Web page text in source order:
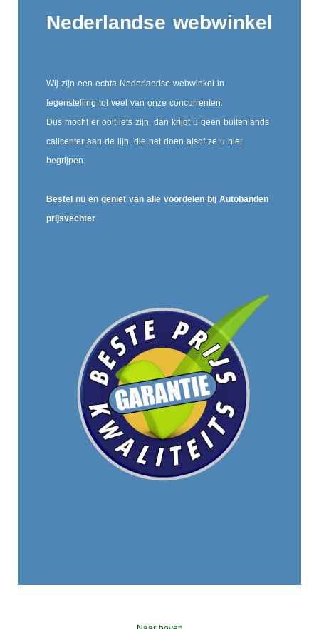
Nederlandse webwinkel
Wij zijn een echte Nederlandse webwinkel in
tegenstelling tot veel van onze concurrenten.
Dus mocht er ooit iets zijn, dan krijgt u geen buitenlands
callcenter aan de lijn, die net doen alsof ze u niet
begrijpen.
Bestel nu en geniet van alle voordelen bij Autobanden
prijsvechter